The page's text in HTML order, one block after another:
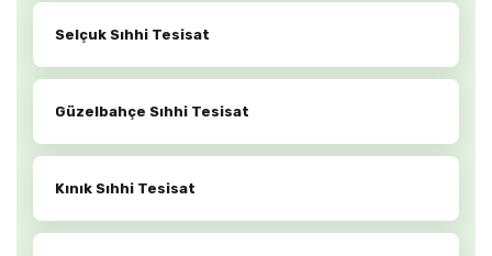
Selçuk Sıhhi Tesisat
Güzelbahçe Sıhhi Tesisat
Kınık Sıhhi Tesisat